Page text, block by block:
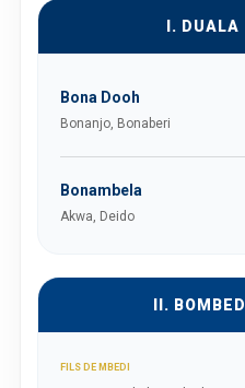
I. DUALA
Bona Dooh
Bonanjo, Bonaberi
Bonambela
Akwa, Deido
II. BOMBEDI
FILS DE MBEDI